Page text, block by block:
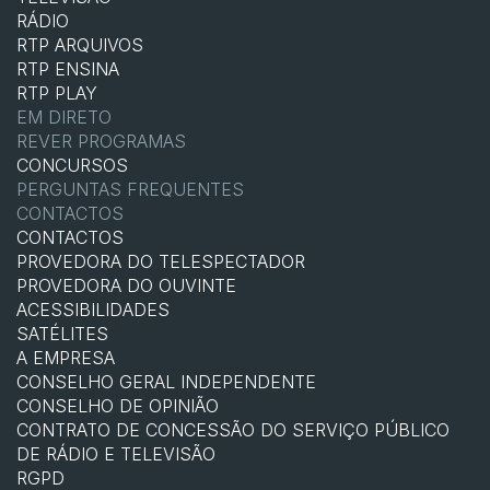
RÁDIO
RTP ARQUIVOS
RTP ENSINA
RTP PLAY
EM DIRETO
REVER PROGRAMAS
CONCURSOS
PERGUNTAS FREQUENTES
CONTACTOS
CONTACTOS
PROVEDORA DO TELESPECTADOR
PROVEDORA DO OUVINTE
ACESSIBILIDADES
SATÉLITES
A EMPRESA
CONSELHO GERAL INDEPENDENTE
CONSELHO DE OPINIÃO
CONTRATO DE CONCESSÃO DO SERVIÇO PÚBLICO
DE RÁDIO E TELEVISÃO
RGPD